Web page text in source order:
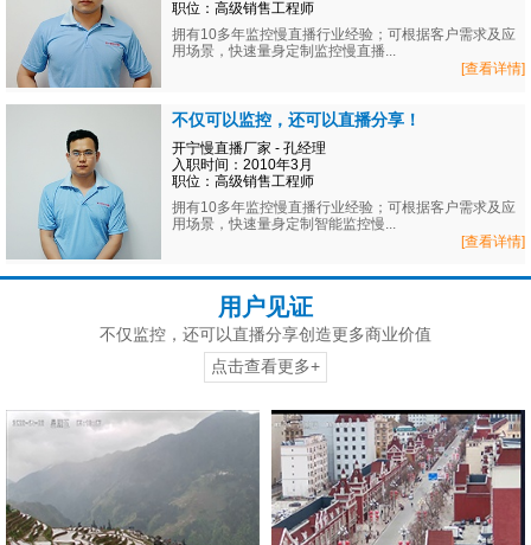
职位：高级销售工程师
拥有10多年监控慢直播行业经验；可根据客户需求及应
用场景，快速量身定制监控慢直播...
[查看详情]
不仅可以监控，还可以直播分享！
开宁慢直播厂家 - 孔经理
入职时间：2010年3月
职位：高级销售工程师
拥有10多年监控慢直播行业经验；可根据客户需求及应
用场景，快速量身定制智能监控慢...
[查看详情]
用户见证
不仅监控，还可以直播分享创造更多商业价值
点击查看更多+